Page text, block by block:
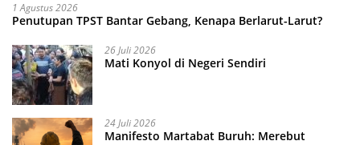
1 Agustus 2026
Penutupan TPST Bantar Gebang, Kenapa Berlarut-Larut?
26 Juli 2026
Mati Konyol di Negeri Sendiri
24 Juli 2026
Manifesto Martabat Buruh: Merebut